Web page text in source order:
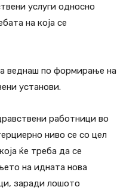
услуги односно
на која се
веднаш по формирање на
установи.
работници во
ниво се со цел
ќе треба да се
на идната нова
заради лошото